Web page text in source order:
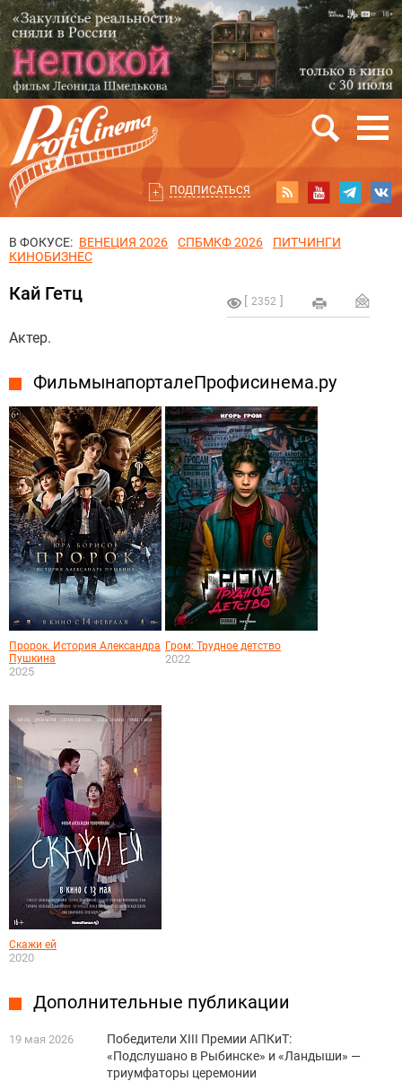
ПОДПИСАТЬСЯ
В ФОКУСЕ: ВЕНЕЦИЯ 2026 СПБМКФ 2026
ПИТЧИНГИ
КИНОБИЗНЕС
2352
Кай Гетц
Актер.
Фильмы на портале Профисинема.ру
Пророк. История Александра
Пушкина
2025
Гром: Трудное детство
2022
Скажи ей
2020
Дополнительные публикации
19 мая 2026
Победители XIII Премии АПКиТ:
«Подслушано в Рыбинске» и «Ландыши» —
триумфаторы церемонии